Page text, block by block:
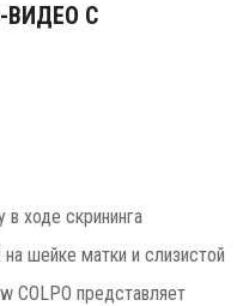
ВИДЕО С
в ходе скрининга
шейке матки и слизистой
COLPO представляет